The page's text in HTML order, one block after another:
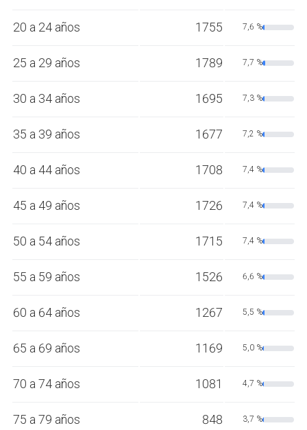
20 a 24 años 1755 7,6 %
25 a 29 años 1789 7,7 %
30 a 34 años 1695 7,3 %
35 a 39 años 1677 7,2 %
40 a 44 años 1708 7,4 %
45 a 49 años 1726 7,4 %
50 a 54 años 1715 7,4 %
55 a 59 años 1526 6,6 %
60 a 64 años 1267 5,5 %
65 a 69 años 1169 5,0 %
70 a 74 años 1081 4,7 %
75 a 79 años 848 3,7 %